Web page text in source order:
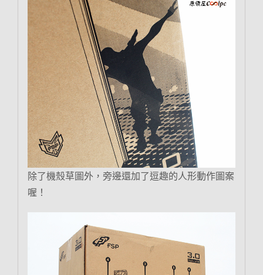
除了機殼草圖外，旁邊還加了逗趣的人形動作圖案
喔！